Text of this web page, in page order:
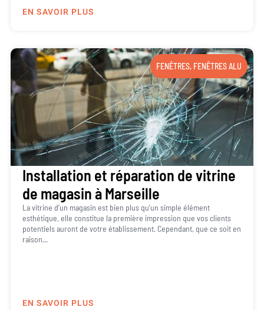
EN SAVOIR PLUS
FENÊTRES, FENÊTRES ALU
Installation et réparation de vitrine
de magasin à Marseille
La vitrine d’un magasin est bien plus qu’un simple élément
esthétique, elle constitue la première impression que vos clients
potentiels auront de votre établissement. Cependant, que ce soit en
raison...
EN SAVOIR PLUS